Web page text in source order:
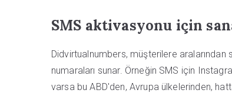
SMS aktivasyonu için
Didvirtualnumbers, müşterilere
numaraları sunar. Örneğin SMS için
varsa bu ABD'den, Avrupa ülkelerinden,